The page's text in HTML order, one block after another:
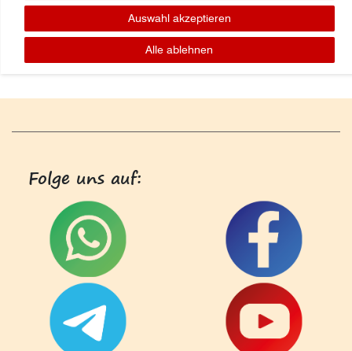
Folge uns auf:
Auswahl akzeptieren
Alle ablehnen